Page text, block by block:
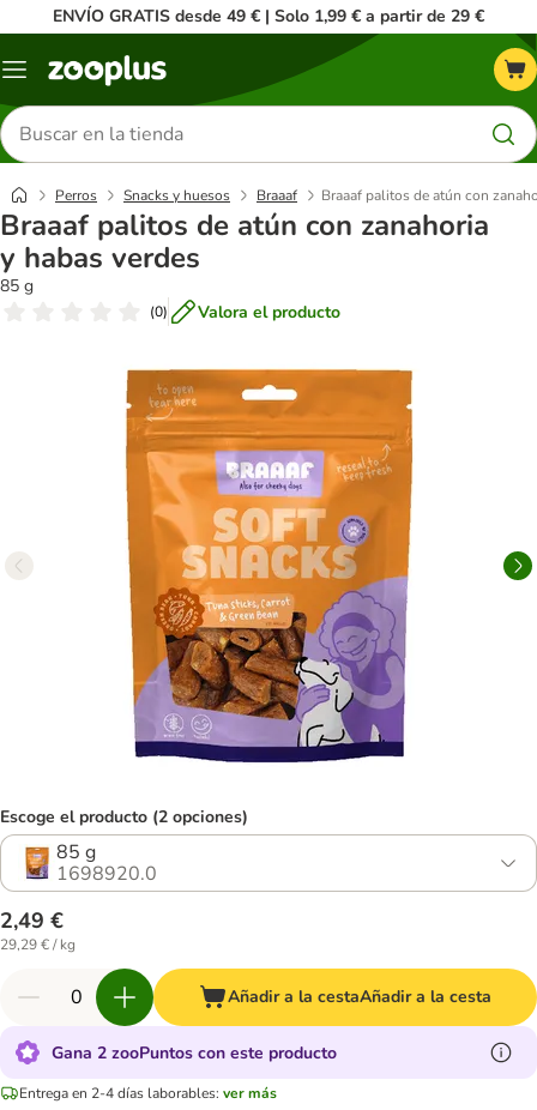
ENVÍO GRATIS desde 49 € | Solo 1,99 € a partir de 29 €
Menú
Buscar
productos
Perros Snacks y huesos Braaaf Braaaf palitos de atún con
Braaaf palitos de atún con zanahoria
y habas verdes
85 g
(0) Valora el producto
Escoge el producto (2 opciones)
85 g
1698920.0
2,49 €
29,29 € / kg
Añadir a la cestaAñadir a la cesta
Gana 2 zooPuntos con este producto
Entrega en 2-4 días laborables: ver más